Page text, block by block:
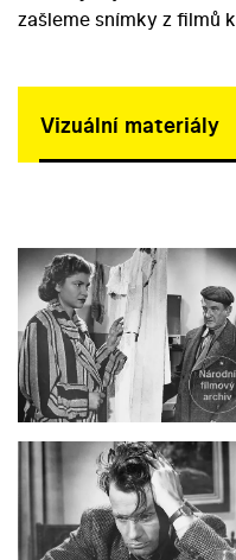
zašleme snímky z filmů
Vizuální materiály